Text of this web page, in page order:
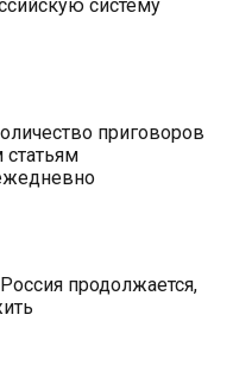
систему
приговоров
продолжается,